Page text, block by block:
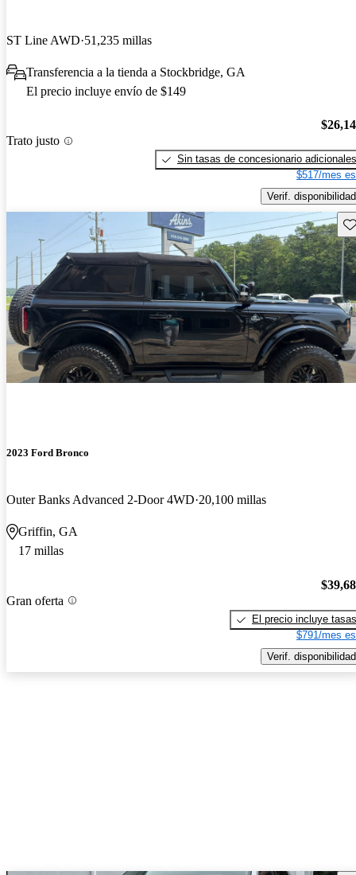
ST Line AWD 51,235 millas
Transferencia a la tienda a Stockbridge, GA
El precio incluye envío de $149
Trato justo
Sin tasas de concesionario adicionales
$517/mes
Verif. disponibilidad
2023 Ford Bronco
Outer Banks Advanced 2-Door 4WD 20,100 millas
Griffin, GA
17 millas
Gran oferta
El precio incluye tasas
$791/mes
Verif. disponibilidad